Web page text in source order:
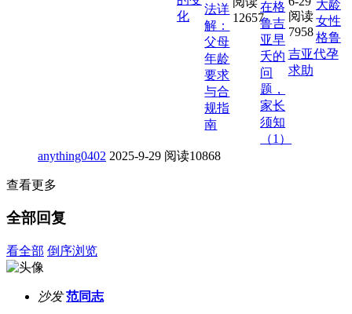
化
法详
解：
父母
年龄
要求
与合
规指
南
12657
在格
鲁吉
亚早
夭的
问
题，
家长
须知
（1）
阅读
7958
大龄
女性
格鲁
吉亚代孕
求助
anything0402 2025-9-29 阅读10868
查看更多
全部回复
看全部 倒序浏览
沙发 范同志